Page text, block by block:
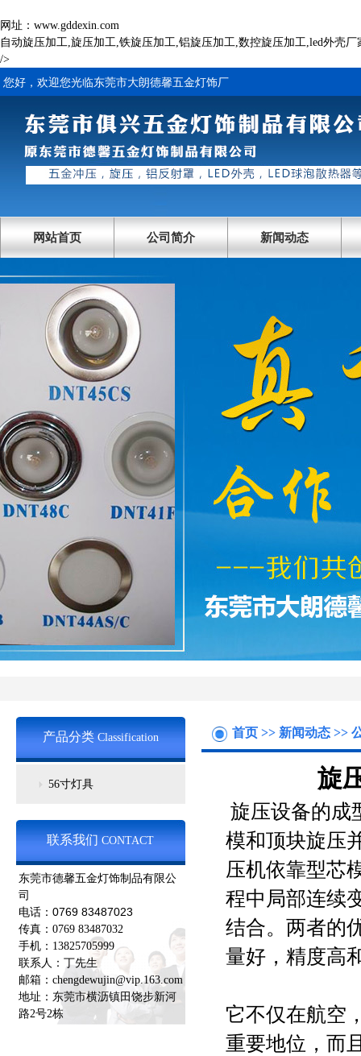
网址：www.gddexin.com
自动旋压加工,旋压加工,铁旋压加工,铝旋压加工,数控旋压加工,led外壳
/>
您好，欢迎您光临东莞市大朗德馨五金灯饰厂
网站首页 公司简介 新闻动态
产品分类 Classification
56寸灯具
联系我们CONTACT
东莞市德馨五金灯饰制品有限公
司
电话： 0769 83487023
传真：0769 83487032
手机：13825705999
联系人：丁先生
邮箱：chengdewujin@vip.163.com
地址：东莞市横沥镇田饶步新河
路2号2栋
首页 >> 新闻动态 >>
旋
旋压设备的成
模和顶块旋压
压机依靠型芯
程中局部连续
结合。两者的
量好，精度高
它不仅在航空
重要地位，而